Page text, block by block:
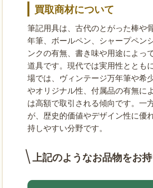
買取商材について
筆記用具は、古代のとがった棒や
年筆、ボールペン、シャープペン
ンクの有無、書き味や用途によっ
道具です。現代では実用性ととも
場では、ヴィンテージ万年筆や希
やオリジナル性、付属品の有無に
は高額で取引される傾向です。一
が、歴史的価値やデザイン性に優
持しやすい分野です。
上記のようなお品物をお持